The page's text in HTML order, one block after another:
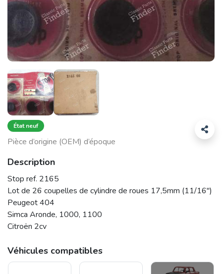
État neuf
Pièce d’origine (OEM) d’époque
Description
Stop ref. 2165
Lot de 26 coupelles de cylindre de roues 17,5mm (11/16")
Peugeot 404
Simca Aronde, 1000, 1100
Citroën 2cv
Véhicules compatibles